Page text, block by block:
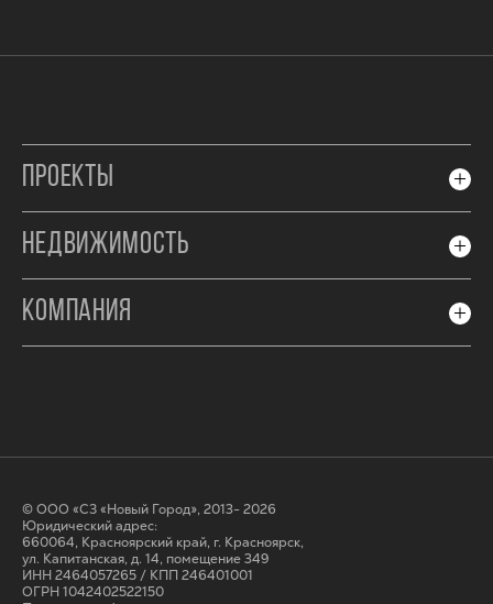
ПРОЕКТЫ
НЕДВИЖИМОСТЬ
КОМПАНИЯ
© ООО «СЗ «Новый Город», 2013- 2026
Юридический адрес:
660064, Красноярский край, г. Красноярск,
ул. Капитанская, д. 14, помещение 349
ИНН 2464057265 / КПП 246401001
ОГРН 1042402522150